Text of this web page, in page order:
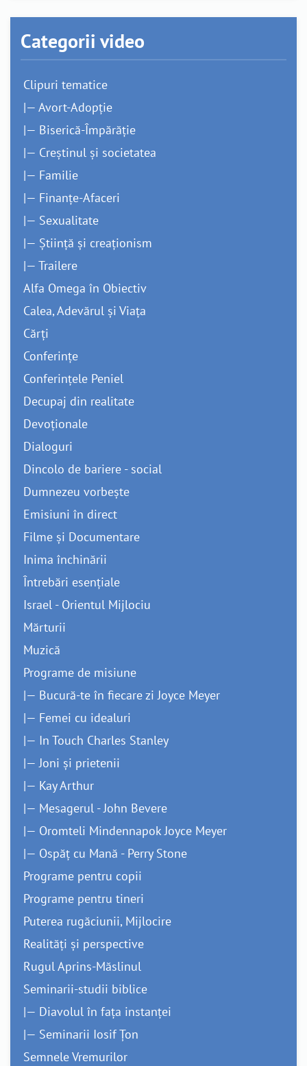
Categorii video
Clipuri tematice
|— Avort-Adopție
|— Biserică-Împărăție
|— Creștinul și societatea
|— Familie
|— Finanțe-Afaceri
|— Sexualitate
|— Știință și creaționism
|— Trailere
Alfa Omega în Obiectiv
Calea, Adevărul și Viața
Cărți
Conferințe
Conferințele Peniel
Decupaj din realitate
Devoționale
Dialoguri
Dincolo de bariere - social
Dumnezeu vorbește
Emisiuni în direct
Filme și Documentare
Inima închinării
Întrebări esențiale
Israel - Orientul Mijlociu
Mărturii
Muzică
Programe de misiune
|— Bucură-te în fiecare zi Joyce Meyer
|— Femei cu idealuri
|— In Touch Charles Stanley
|— Joni și prietenii
|— Kay Arthur
|— Mesagerul - John Bevere
|— Oromteli Mindennapok Joyce Meyer
|— Ospăț cu Mană - Perry Stone
Programe pentru copii
Programe pentru tineri
Puterea rugăciunii, Mijlocire
Realități și perspective
Rugul Aprins-Măslinul
Seminarii-studii biblice
|— Diavolul în fața instanței
|— Seminarii Iosif Țon
Semnele Vremurilor